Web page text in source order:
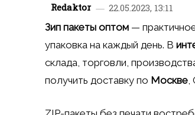
Redaktor
22.05.2023, 13:11
Зип пакеты оптом —
упаковка на каждый день. В
склада, торговли,
получить доставку по Москве